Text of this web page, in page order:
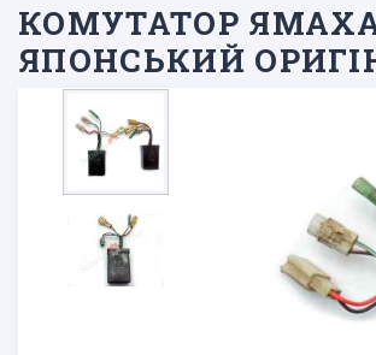
КОМУТАТОР ЯМАХА
ЯПОНСЬКИЙ